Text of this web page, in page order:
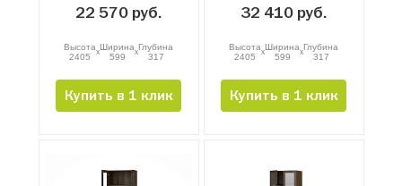
22 570 руб.
Высота
2405
xШирина
599
xГлубина
317
Купить в 1 клик
32 410 руб.
Высота
2405
xШирина
599
xГлубина
317
Купить в 1 клик